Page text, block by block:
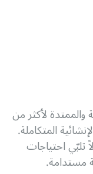
والممتدة لأكثر من
المتكاملة.
تلبّي احتياجات
مستدامة.